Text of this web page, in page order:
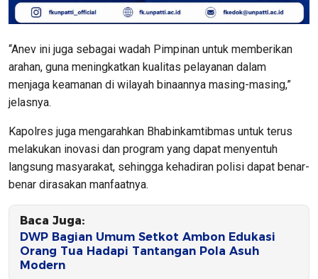
“Anev ini juga sebagai wadah Pimpinan untuk memberikan
arahan, guna meningkatkan kualitas pelayanan dalam
menjaga keamanan di wilayah binaannya masing-masing,”
jelasnya.
Kapolres juga mengarahkan Bhabinkamtibmas untuk terus
melakukan inovasi dan program yang dapat menyentuh
langsung masyarakat, sehingga kehadiran polisi dapat benar-
benar dirasakan manfaatnya.
Baca Juga:
DWP Bagian Umum Setkot Ambon Edukasi
Orang Tua Hadapi Tantangan Pola Asuh
Modern